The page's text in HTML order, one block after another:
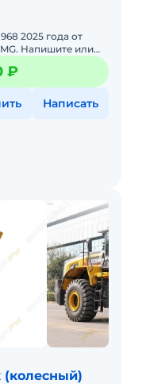
2025 годa от
или
₽
Написать
(колесный)